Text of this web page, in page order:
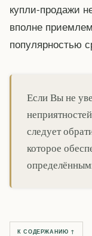
купли-продажи
вполне
популярностью
Если Вы не
следует
которое
К СОДЕРЖАНИЮ ↑